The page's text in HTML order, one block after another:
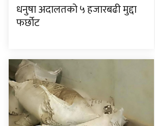
धनुषा अदालतको ५ हजारबढी मुद्दा
फर्छोट